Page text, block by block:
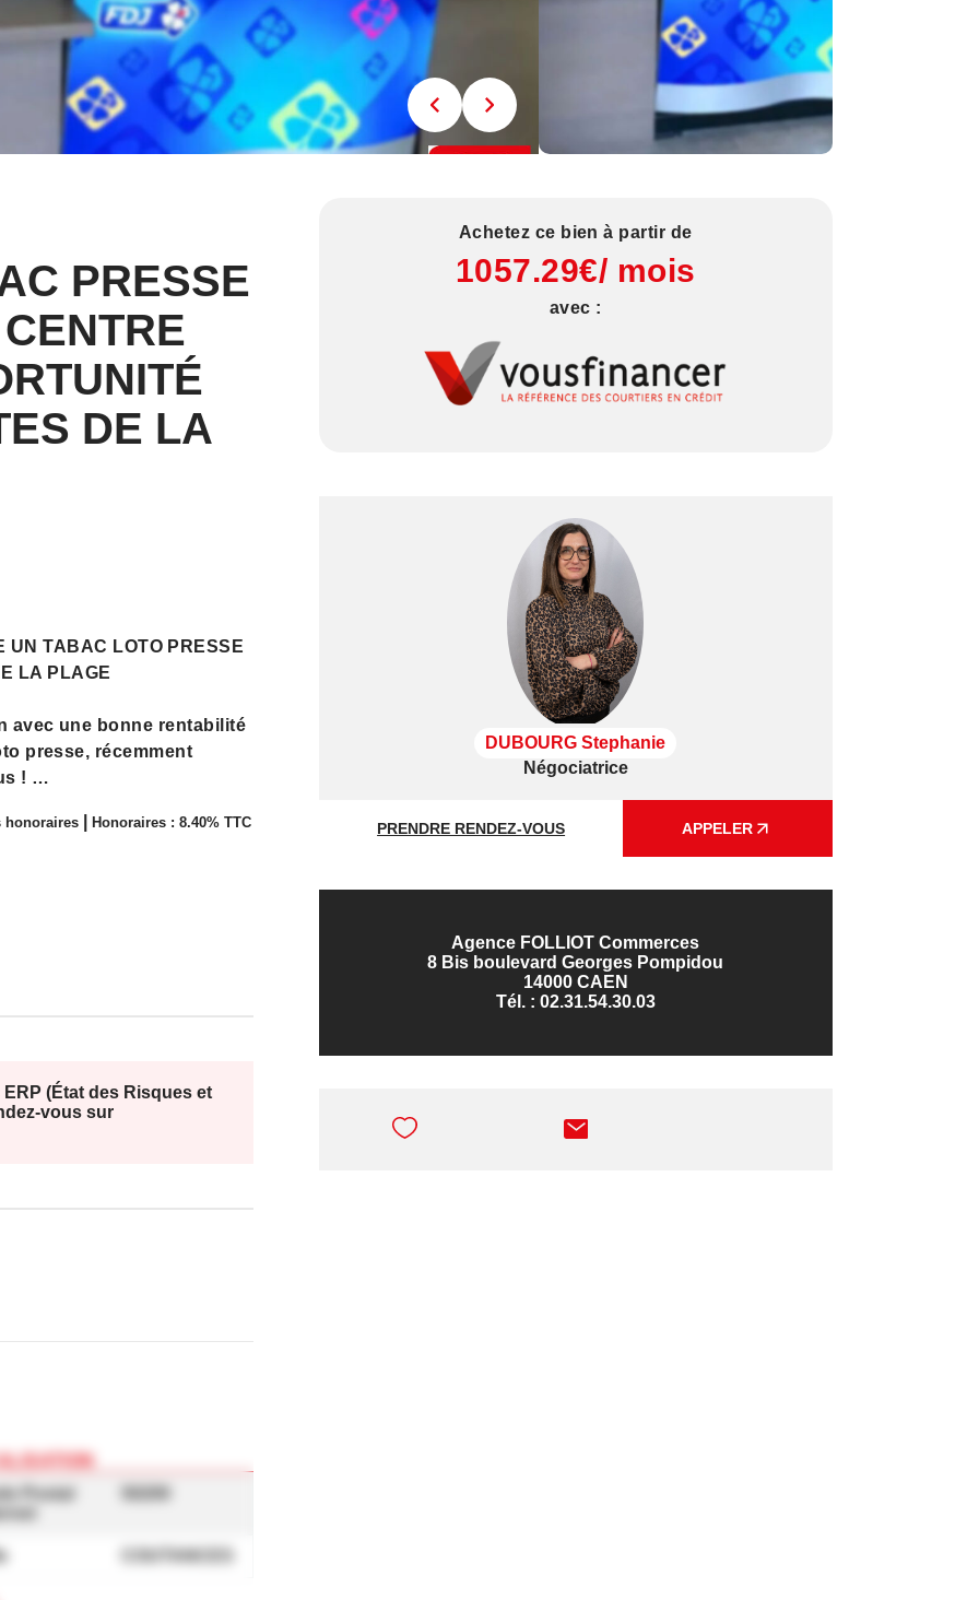
PRESSE
DE LA
UN TABAC LOTO PRESSE
LA PLAGE
avec une bonne rentabilité
presse, récemment
!
:
congés, un équilibre entre
stratégique pour
000 €.
honoraires |Honoraires : 8.40% TTC
(État des Risques et
vous sur
Postal
Achetez ce bien à partir de
1057.29€/ mois
avec :
DUBOURG Stephanie
Négociatrice
APPELER
PRENDRE RENDEZ-VOUS
Agence FOLLIOT Commerces
8 Bis boulevard Georges Pompidou
14000 CAEN
Tél. : 02.31.54.30.03